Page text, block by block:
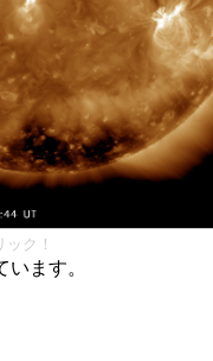
ク！
ます。